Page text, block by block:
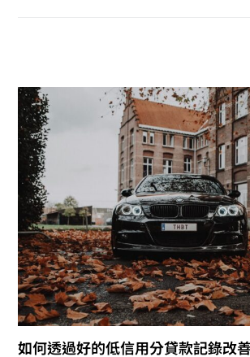
如何透過好的低信用分貸款記錄改